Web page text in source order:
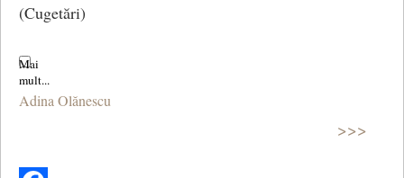
(Cugetări)
Adina Olănescu
>>>